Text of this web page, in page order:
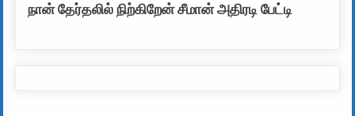
நான் தேர்தலில் நிற்கிறேன் சீமான் அதிரடி பேட்டி